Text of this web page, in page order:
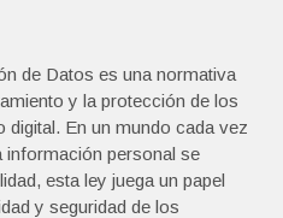
de Datos es una normativa
y la protección de los
digital. En un mundo cada vez
información personal se
esta ley juega un papel
y seguridad de los